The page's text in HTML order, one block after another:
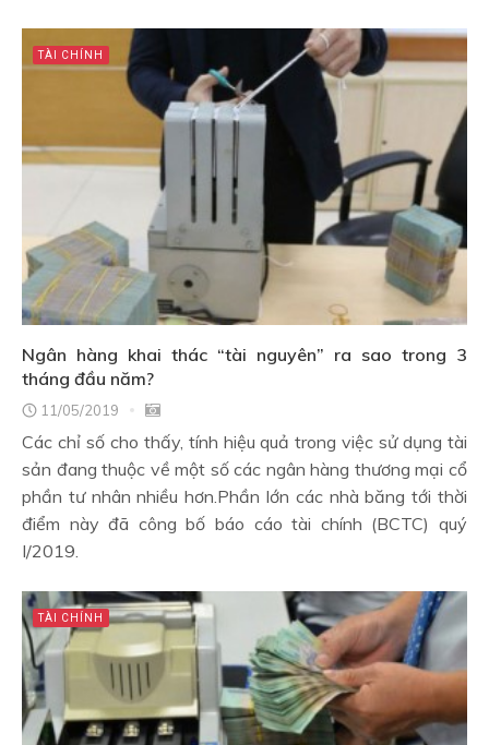
TÀI CHÍNH
Ngân hàng khai thác “tài nguyên” ra sao trong 3
tháng đầu năm?
11/05/2019
Các chỉ số cho thấy, tính hiệu quả trong việc sử dụng tài
sản đang thuộc về một số các ngân hàng thương mại cổ
phần tư nhân nhiều hơn.Phần lớn các nhà băng tới thời
điểm này đã công bố báo cáo tài chính (BCTC) quý
I/2019.
TÀI CHÍNH